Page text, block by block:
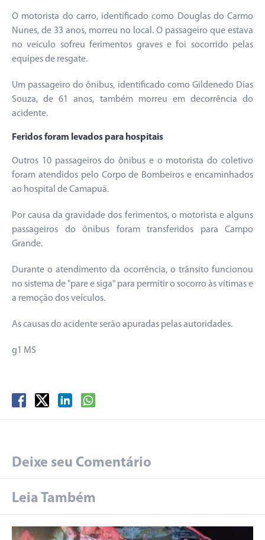
O motorista do carro, identificado como Douglas do Carmo
Nunes, de 33 anos, morreu no local. O passageiro que estava
no veículo sofreu ferimentos graves e foi socorrido pelas
equipes de resgate.
Um passageiro do ônibus, identificado como Gildenedo Dias
Souza, de 61 anos, também morreu em decorrência do
acidente.
Feridos foram levados para hospitais
Outros 10 passageiros do ônibus e o motorista do coletivo
foram atendidos pelo Corpo de Bombeiros e encaminhados
ao hospital de Camapuã.
Por causa da gravidade dos ferimentos, o motorista e alguns
passageiros do ônibus foram transferidos para Campo
Grande.
Durante o atendimento da ocorrência, o trânsito funcionou
no sistema de "pare e siga" para permitir o socorro às vítimas e
a remoção dos veículos.
As causas do acidente serão apuradas pelas autoridades.
g1 MS
Deixe seu Comentário
Leia Também